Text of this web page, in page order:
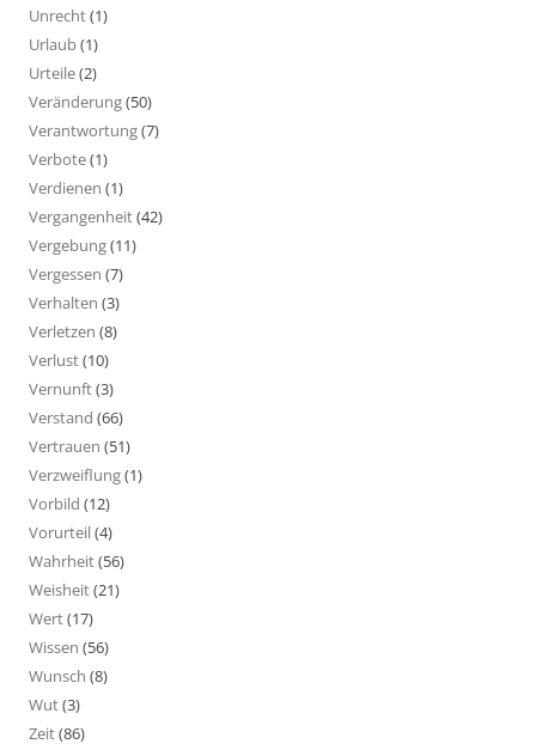
Unrecht(1)
Urlaub(1)
Urteile(2)
Veränderung(50)
Verantwortung(7)
Verbote(1)
Verdienen (1)
Vergangenheit(42)
Vergebung(11)
Vergessen (7)
Verhalten (3)
Verletzen (8)
Verlust(10)
Vernunft(3)
Verstand (66)
Vertrauen (51)
Verzweiflung(1)
Vorbild (12)
Vorurteil(4)
Wahrheit(56)
Weisheit(21)
Wert(17)
Wissen (56)
Wunsch (8)
Wut(3)
Zeit(86)